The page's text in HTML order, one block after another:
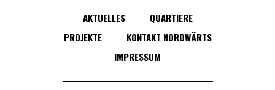
AKTUELLES
QUARTIERE
PROJEKTE
KONTAKT NORDWÄRTS
IMPRESSUM